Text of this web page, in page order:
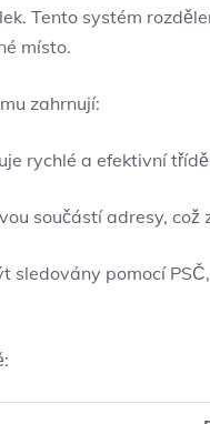
Tento systém
místo.
zahrnují:
rychlé a efektivní
součástí adresy,
sledovány pomocí